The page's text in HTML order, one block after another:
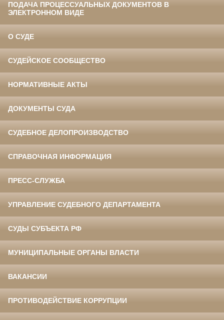
ПОДАЧА ПРОЦЕССУАЛЬНЫХ ДОКУМЕНТОВ В
ЭЛЕКТРОННОМ ВИДЕ
О СУДЕ
СУДЕЙСКОЕ СООБЩЕСТВО
НОРМАТИВНЫЕ АКТЫ
ДОКУМЕНТЫ СУДА
СУДЕБНОЕ ДЕЛОПРОИЗВОДСТВО
СПРАВОЧНАЯ ИНФОРМАЦИЯ
ПРЕСС-СЛУЖБА
УПРАВЛЕНИЕ СУДЕБНОГО ДЕПАРТАМЕНТА
СУДЫ СУБЪЕКТА РФ
МУНИЦИПАЛЬНЫЕ ОРГАНЫ ВЛАСТИ
ВАКАНСИИ
ПРОТИВОДЕЙСТВИЕ КОРРУПЦИИ